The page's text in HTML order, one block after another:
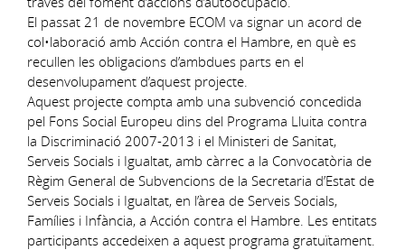
El passat 21 de novembre ECOM va signar un acord de
col•laboració amb Acción contra el Hambre, en què es
recullen les obligacions d’ambdues parts en el
desenvolupament d’aquest projecte.
Aquest projecte compta amb una subvenció concedida
pel Fons Social Europeu dins del Programa Lluita contra
la Discriminació 2007-2013 i el Ministeri de Sanitat,
Serveis Socials i Igualtat, amb càrrec a la Convocatòria de
Règim General de Subvencions de la Secretaria d’Estat de
Serveis Socials i Igualtat, en l’àrea de Serveis Socials,
Famílies i Infància, a Acción contra el Hambre. Les entitats
participants accedeixen a aquest programa gratuïtament.